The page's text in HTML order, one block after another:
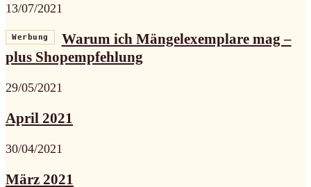
13/07/2021
Werbung
Warum ich Mängelexemplare mag –
plus Shopempfehlung
29/05/2021
April 2021
30/04/2021
März 2021